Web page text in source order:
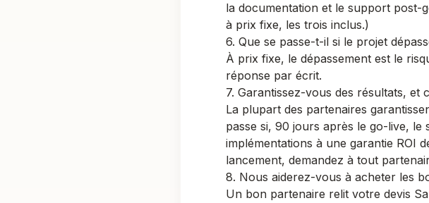
la documentation et le support post-
à prix fixe, les trois inclus.)
6. Que se passe-t-il si le projet
À prix fixe, le dépassement est le
réponse par écrit.
7. Garantissez-vous des résultats, et
La plupart des partenaires
passe si, 90 jours après le go-live, le
implémentations à une garantie ROI
lancement, demandez à tout
8. Nous aiderez-vous à acheter les
Un bon partenaire relit votre devis